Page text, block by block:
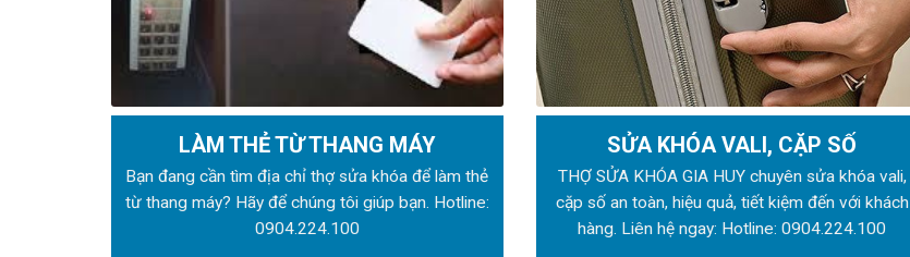
LÀM THẺ TỪ THANG MÁY
Bạn đang cần tìm địa chỉ thợ sửa khóa để làm thẻ
từ thang máy? Hãy để chúng tôi giúp bạn. Hotline:
0904.224.100
SỬA KHÓA VALI, CẶP SỐ
THỢ SỬA KHÓA GIA HUY chuyên sửa khóa vali,
cặp số an toàn, hiệu quả, tiết kiệm đến với khách
hàng. Liên hệ ngay: Hotline:0904.224.100